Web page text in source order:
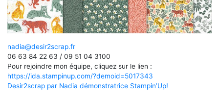
nadia@desir2scrap.fr
06 63 84 22 63 / 09 51 04 3100
Pour rejoindre mon équipe, cliquez sur le lien :
https://ida.stampinup.com/?demoid=5017343
Desir2scrap par Nadia démonstratrice Stampin’Up!